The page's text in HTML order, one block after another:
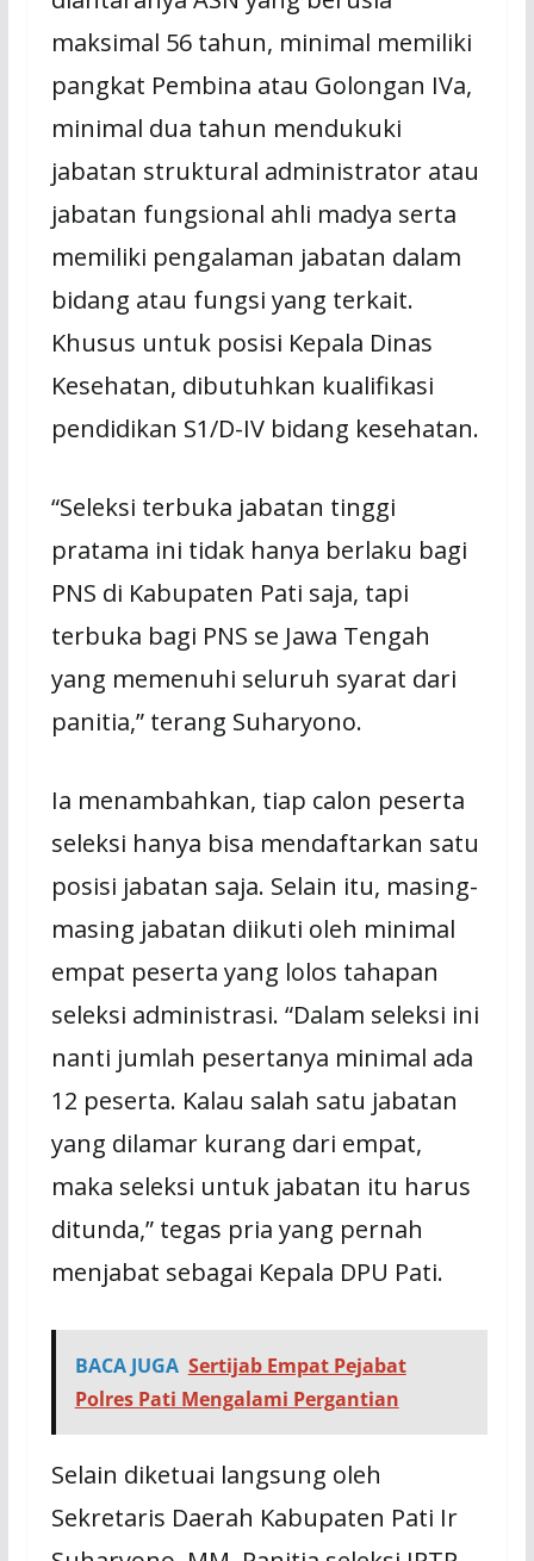
maksimal 56 tahun, minimal memiliki
pangkat Pembina atau Golongan IVa,
minimal dua tahun mendukuki
jabatan struktural administrator atau
jabatan fungsional ahli madya serta
memiliki pengalaman jabatan dalam
bidang atau fungsi yang terkait.
Khusus untuk posisi Kepala Dinas
Kesehatan, dibutuhkan kualifikasi
pendidikan S1/D-IV bidang kesehatan.
“Seleksi terbuka jabatan tinggi
pratama ini tidak hanya berlaku bagi
PNS di Kabupaten Pati saja, tapi
terbuka bagi PNS se Jawa Tengah
yang memenuhi seluruh syarat dari
panitia,” terang Suharyono.
Ia menambahkan, tiap calon peserta
seleksi hanya bisa mendaftarkan satu
posisi jabatan saja. Selain itu, masing-
masing jabatan diikuti oleh minimal
empat peserta yang lolos tahapan
seleksi administrasi. “Dalam seleksi ini
nanti jumlah pesertanya minimal ada
12 peserta. Kalau salah satu jabatan
yang dilamar kurang dari empat,
maka seleksi untuk jabatan itu harus
ditunda,” tegas pria yang pernah
menjabat sebagai Kepala DPU Pati.
BACA JUGA Sertijab Empat Pejabat
Polres Pati Mengalami Pergantian
Selain diketuai langsung oleh
Sekretaris Daerah Kabupaten Pati Ir